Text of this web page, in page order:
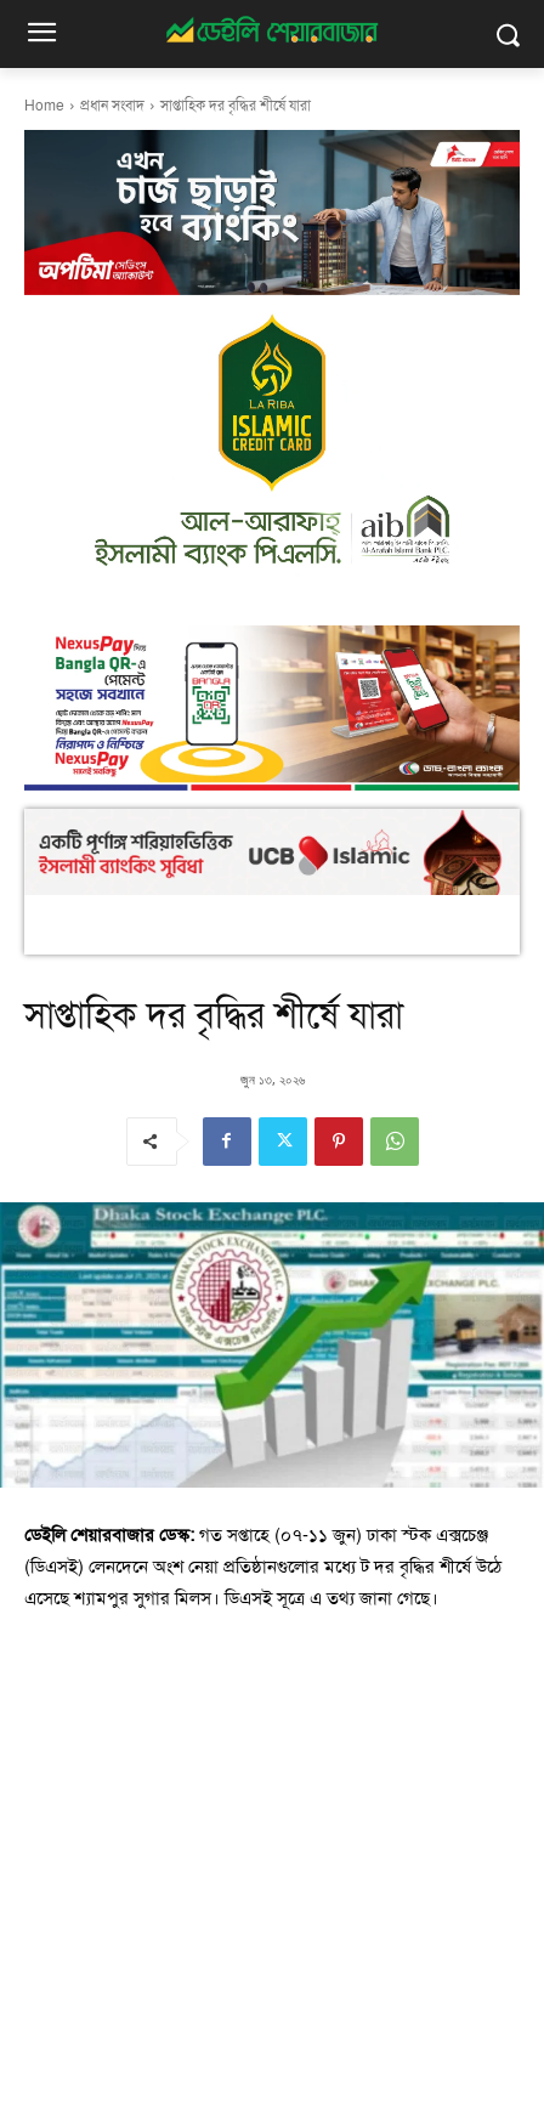
Home প্রধান সংবাদ সাপ্তাহিক দর বৃদ্ধির শীর্ষে যারা
সাপ্তাহিক দর বৃদ্ধির শীর্ষে যারা
জুন ১৩, ২০২৬
ডেইলি শেয়ারবাজার ডেস্ক: গত সপ্তাহে (০৭-১১ জুন) ঢাকা স্টক এক্সচেঞ্জ
(ডিএসই) লেনদেনে অংশ নেয়া প্রতিষ্ঠানগুলোর মধ্যে ট দর বৃদ্ধির শীর্ষে উঠে
এসেছে শ্যামপুর সুগার মিলস। ডিএসই সূত্রে এ তথ্য জানা গেছে।